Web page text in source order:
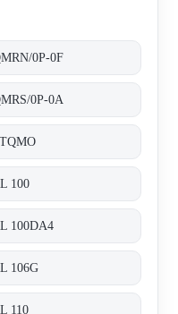
0P-0F
0P-0A
100
100DA4
106G
110